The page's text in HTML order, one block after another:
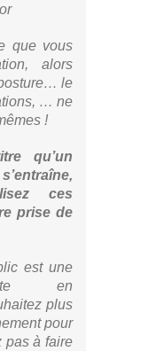
que vous
alors
le
… ne
!
qu’un
ces
prise de
est une
en
plus
pour
pas à faire